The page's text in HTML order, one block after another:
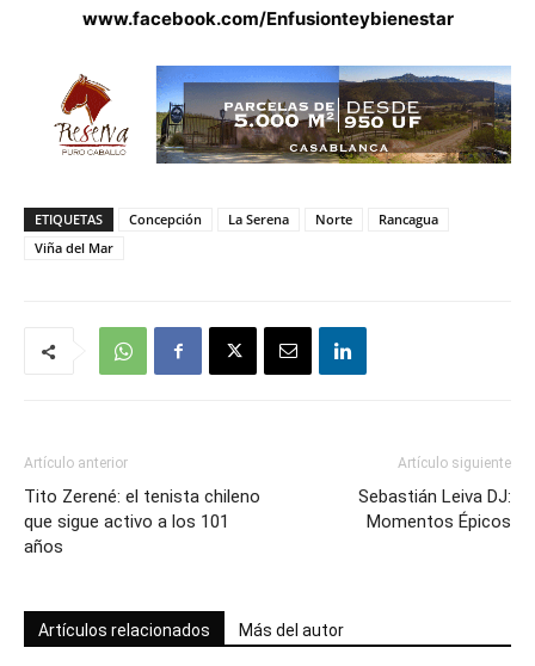
www.facebook.com/Enfusionteybienestar
ETIQUETAS Concepción La Serena Norte
Rancagua
Viña del Mar
Artículo anterior
Tito Zerené: el tenista chileno
que sigue activo a los 101
años
Artículo siguiente
Sebastián Leiva DJ:
Momentos Épicos
Artículos relacionados Más del autor